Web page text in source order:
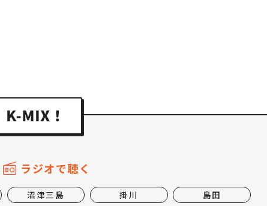
ラジオで聴く
沼津三島 掛川 島田